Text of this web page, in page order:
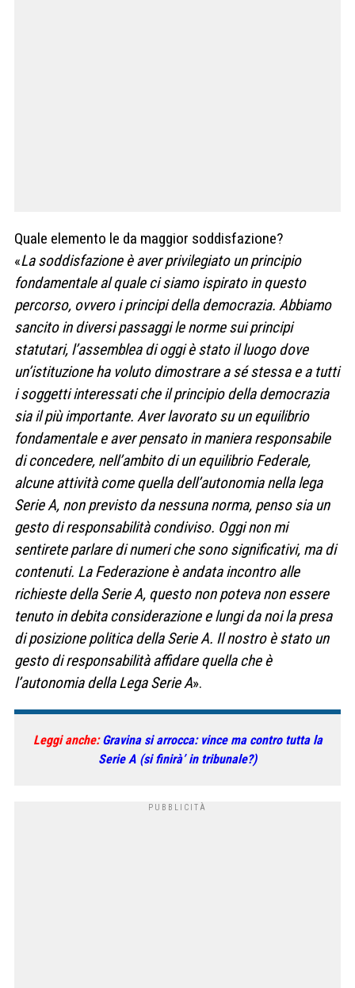
Quale elemento le da maggior soddisfazione?
«La soddisfazione è aver privilegiato un principio
fondamentale al quale ci siamo ispirato in questo
percorso, ovvero i principi della democrazia. Abbiamo
sancito in diversi passaggi le norme sui principi
statutari, l’assemblea di oggi è stato il luogo dove
un’istituzione ha voluto dimostrare a sé stessa e a tutti
i soggetti interessati che il principio della democrazia
sia il più importante. Aver lavorato su un equilibrio
fondamentale e aver pensato in maniera responsabile
di concedere, nell’ambito di un equilibrio Federale,
alcune attività come quella dell’autonomia nella lega
Serie A, non previsto da nessuna norma, penso sia un
gesto di responsabilità condiviso. Oggi non mi
sentirete parlare di numeri che sono significativi, ma di
contenuti. La Federazione è andata incontro alle
richieste della Serie A, questo non poteva non essere
tenuto in debita considerazione e lungi da noi la presa
di posizione politica della Serie A. Il nostro è stato un
gesto di responsabilità affidare quella che è
l’autonomia della Lega Serie A».
Leggi anche: Gravina si arrocca: vince ma contro tutta la
Serie A (si finirà’ in tribunale?)